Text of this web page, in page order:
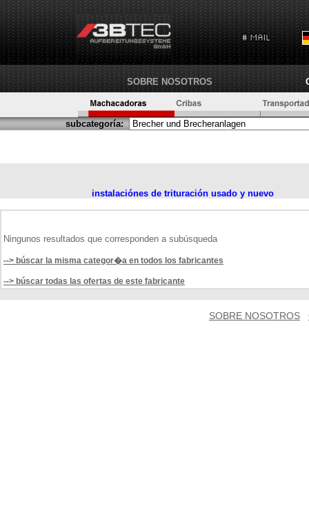
SOBRE NOSOTROS
subcategoría:
instalaciónes de trituración usado y nuevo
Ningunos resultados que corresponden a subúsqueda
--> búscar la misma categor�a en todos los fabricantes
--> búscar todas las ofertas de este fabricante
SOBRE NOSOTROS